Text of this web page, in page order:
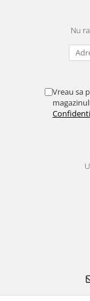
Compresoare auto
Intretinere
Modulatoare FM
Perii de zapada si
Pompe de transfer
Decoratiuni,
Beteala si
Figurine si
Furtun - Tub - rola
Instalatii Craciun
Instalatii cu baterii
Nu
Vreau sa